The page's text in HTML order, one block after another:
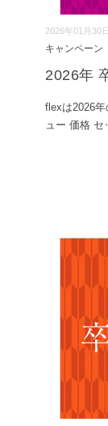
2026年01月30日
キャンペーン
2026年
flexは2026
ュー 価格